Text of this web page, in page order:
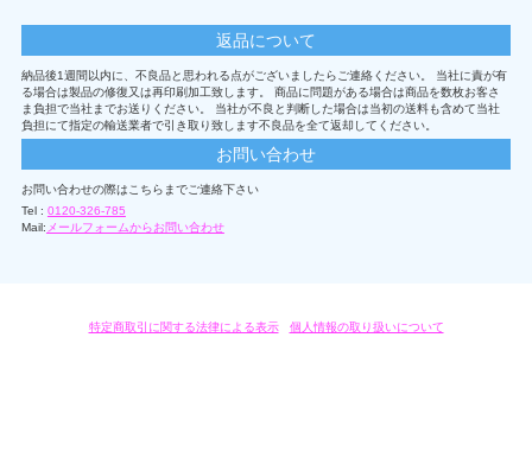
返品について
納品後1週間以内に、不良品と思われる点がございましたらご連絡ください。 当社に責が有
る場合は製品の修復又は再印刷加工致します。 商品に問題がある場合は商品を数枚お客さ
ま負担で当社までお送りください。 当社が不良と判断した場合は当初の送料も含めて当社
負担にて指定の輸送業者で引き取り致します不良品を全て返却してください。
お問い合わせ
お問い合わせの際はこちらまでご連絡下さい
Tel : 0120-326-785
Mail: メールフォームからお問い合わせ
特定商取引に関する法律による表示/ 個人情報の取り扱いについて